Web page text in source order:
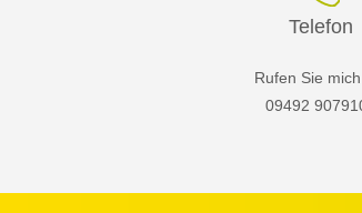
Telefon
Rufen Sie
09492